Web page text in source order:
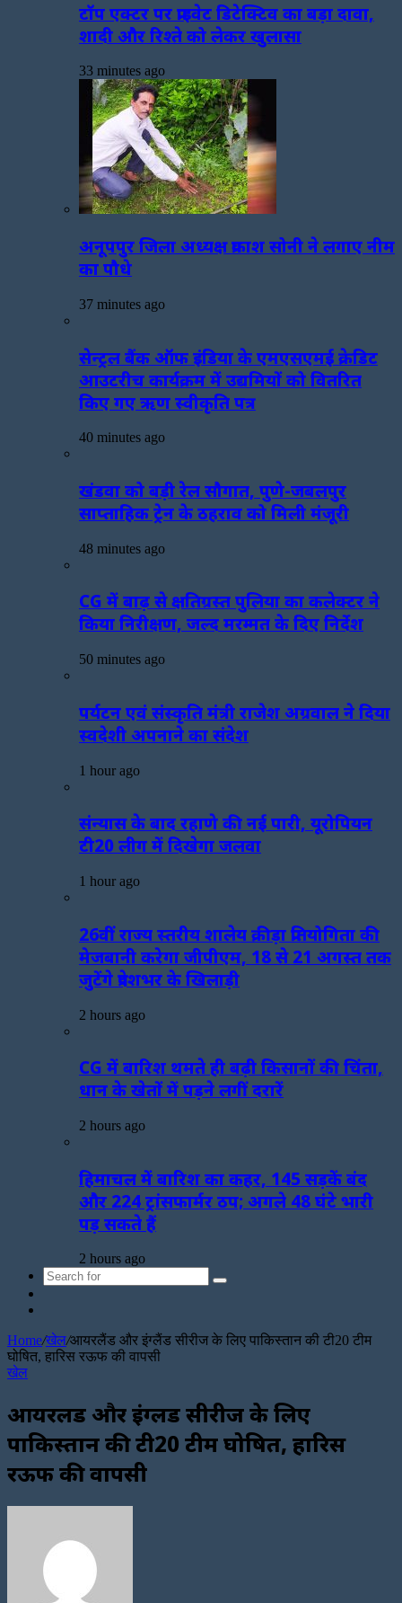
टॉप एक्टर पर प्राइवेट डिटेक्टिव का बड़ा दावा,
शादी और रिश्ते को लेकर खुलासा
33 minutes ago
अनूपपुर जिला अध्यक्ष प्रकाश सोनी ने लगाए नीम
का पौधे
37 minutes ago
सेन्ट्रल बैंक ऑफ इंडिया के एमएसएमई क्रेडिट
आउटरीच कार्यक्रम में उद्यमियों को वितरित
किए गए ऋण स्वीकृति पत्र
40 minutes ago
खंडवा को बड़ी रेल सौगात, पुणे-जबलपुर
साप्ताहिक ट्रेन के ठहराव को मिली मंजूरी
48 minutes ago
CG में बाढ़ से क्षतिग्रस्त पुलिया का कलेक्टर ने
किया निरीक्षण, जल्द मरम्मत के दिए निर्देश
50 minutes ago
पर्यटन एवं संस्कृति मंत्री राजेश अग्रवाल ने दिया
स्वदेशी अपनाने का संदेश
1 hour ago
संन्यास के बाद रहाणे की नई पारी, यूरोपियन
टी20 लीग में दिखेगा जलवा
1 hour ago
26वीं राज्य स्तरीय शालेय क्रीड़ा प्रतियोगिता की
मेजबानी करेगा जीपीएम, 18 से 21 अगस्त तक
जुटेंगे प्रदेशभर के खिलाड़ी
2 hours ago
CG में बारिश थमते ही बढ़ी किसानों की चिंता,
धान के खेतों में पड़ने लगीं दरारें
2 hours ago
हिमाचल में बारिश का कहर, 145 सड़कें बंद
और 224 ट्रांसफार्मर ठप; अगले 48 घंटे भारी
पड़ सकते हैं
2 hours ago
Search
Home/खेल/आयरलैंड और इंग्लैंड सीरीज के लिए पाकिस्तान की टी20 टीम
घोषित, हारिस रऊफ की वापसी
खेल
आयरलैंड और इंग्लैंड सीरीज के लिए
पाकिस्तान की टी20 टीम घोषित, हारिस
रऊफ की वापसी